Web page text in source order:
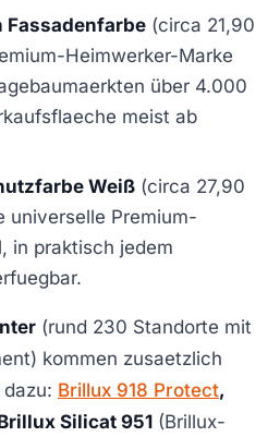
Fassadenfarbe (circa 21,90
Heimwerker-Marke
über 4.000
meist ab
Weiß (circa 27,90
universelle Premium-
in praktisch jedem
(rund 230 Standorte mit
kommen zusaetzlich
Brillux 918 Protect,
Silicat 951 (Brillux-